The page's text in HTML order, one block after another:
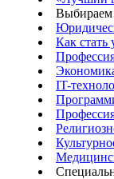
Выбираем
Как
IT-